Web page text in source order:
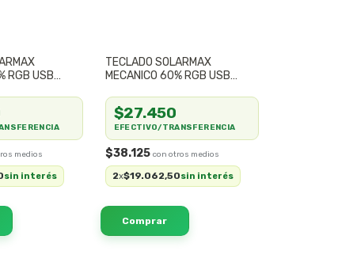
RGB USB
sin interés
TECLADO SOLARMAX
MECANICO 60% RGB USB
$38.125
2x$19.062,50sin interés
$27.450
EFECTIVO/TRANSFERENCIA